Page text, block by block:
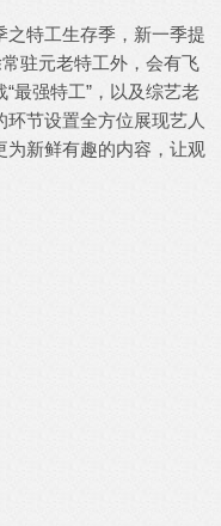
特工生存季，新一季提
驻元老特工外，会有飞
最强特工”，以及综艺老
节设置全方位展现艺人
为新鲜有趣的内容，让观